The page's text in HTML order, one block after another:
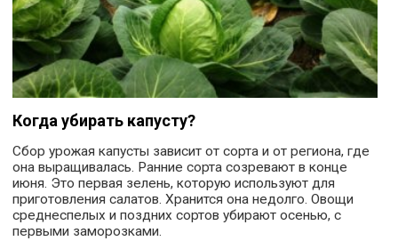
Когда убирать капусту?
Сбор урожая капусты зависит от сорта и от региона, где
она выращивалась. Ранние сорта созревают в конце
июня. Это первая зелень, которую используют для
приготовления салатов. Хранится она недолго. Овощи
среднеспелых и поздних сортов убирают осенью, с
первыми заморозками.